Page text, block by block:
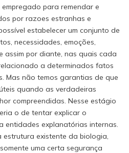
para remendar e
por razoes estranhas e
estabelecer um conjunto de
necessidades, emoções,
assim por diante, nas quais cada
a determinados fatos
Mas não temos garantias de que
quando as verdadeiras
compreendidas. Nesse estágio
o de tentar explicar o
entidades explanatórias internas.
existente da biologia,
uma certa segurança